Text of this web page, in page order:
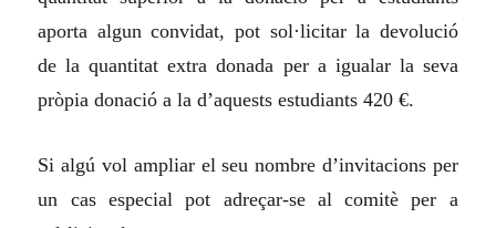
aporta algun convidat, pot sol·licitar la devolució
de la quantitat extra donada per a igualar la seva
pròpia donació a la d’aquests estudiants 420 €.
Si algú vol ampliar el seu nombre d’invitacions per
un cas especial pot adreçar-se al comitè per a